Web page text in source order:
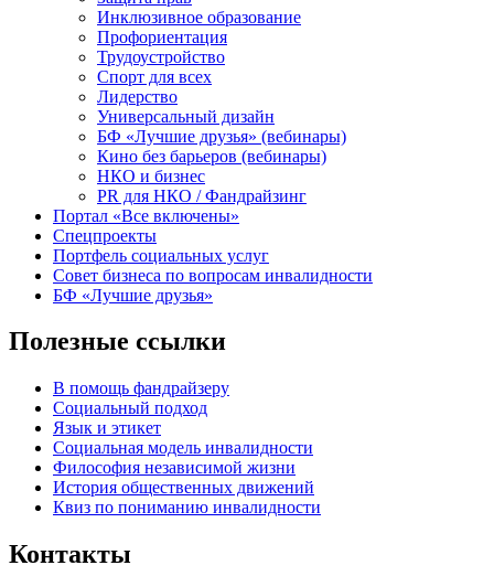
Инклюзивное образование
Профориентация
Трудоустройство
Спорт для всех
Лидерство
Универсальный дизайн
БФ «Лучшие друзья» (вебинары)
Кино без барьеров (вебинары)
НКО и бизнес
PR для НКО / Фандрайзинг
Портал «Все включены»
Спецпроекты
Портфель социальных услуг
Совет бизнеса по вопросам инвалидности
БФ «Лучшие друзья»
Полезные ссылки
В помощь фандрайзеру
Социальный подход
Язык и этикет
Социальная модель инвалидности
Философия независимой жизни
История общественных движений
Квиз по пониманию инвалидности
Контакты